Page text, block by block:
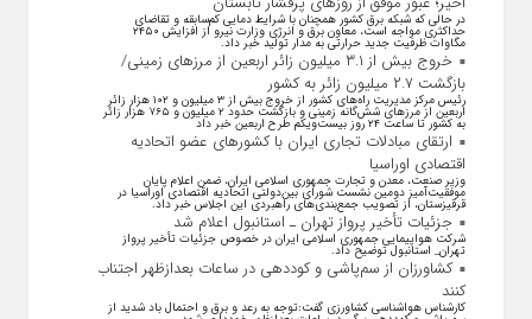
در حالی که شبکه برق کشور همچنان با شرایط دمایی کم‌سابقه و تقاضای
حداکثری مواجه است، معاون برق و انرژی وزارت نیرو از افزایش ۲۴۵۰
مگاوات ظرفیت جدید حرارتی به مدار تولید خبر داد.
خروج بیش از ۳.۱ میلیون زائر اربعین از مرزهای زمینی/
بازگشت ۲.۷ میلیون زائر به کشور
رئیس مرکز مدیریت راه‌های کشور از خروج بیش از ۳ میلیون و ۱۰۲ هزار زائر
اربعین از مرزهای شش‌گانه زمینی و بازگشت حدود ۲ میلیون و ۷۶۵ هزار زائر
به کشور تا ساعت ۲۴ روز بیست‌ویکم طرح اربعین خبر داد
ارتقای مبادلات تجاری ایران با کشور‌های عضو اتحادیه
اقتصادی اوراسیا
وزیر صنعت، معدن و تجارت جمهوری اسلامی ایران، ضمن اعلام پایان
موفقیت‌آمیز دومین نشست شورای بین‌دولتی اتحادیه اقتصادی اوراسیا در
قرقیزستان، از تصویب جمع‌بندی‌های راهبردی این اجلاس خبر داد.
جزئیات تأخیر پرواز تهران ـ استانبول اعلام شد
شرکت هواپیمایی جمهوری اسلامی ایران در خصوص جزئیات تأخیر پرواز
تهران_ استانبول توضیح داد.
کشاورزان از سم‌پاشی و کوددهی در ساعات بعدازظهر اجتناب
کنند
کارشناس هواشناسی کشاورزی گفت:توجه به رعد و برق و احتمال باد شدید از